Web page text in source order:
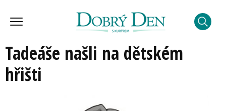
Tadeáše našli na dětském
hřišti